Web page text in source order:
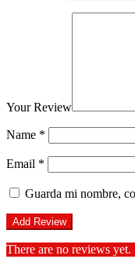
Your Review
Name *
Email *
Guarda mi nombre,
There are no reviews yet.